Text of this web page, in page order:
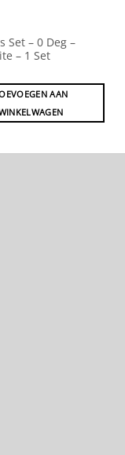
Set – 0 Deg –
– 1 Set
AAN